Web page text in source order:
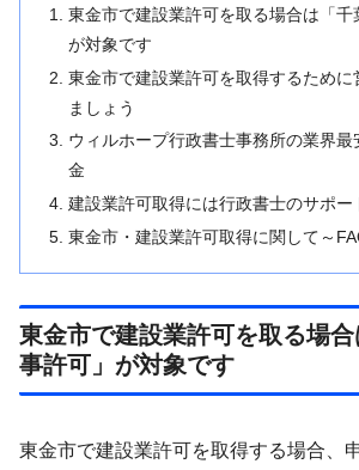
東金市で建設業許可を取る場合は「千
が対象です
東金市で建設業許可を取得するために
ましょう
ウィルホープ行政書士事務所の業界最
金
建設業許可取得には行政書士のサポー
東金市・建設業許可取得に関して～
東金市で建設業許可を取る場
事許可」が対象です
東金市で建設業許可を取得する場合、